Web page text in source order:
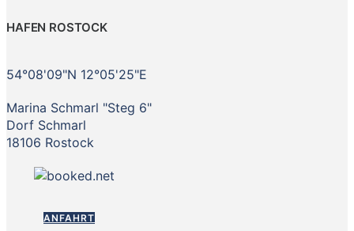
HAFEN ROSTOCK
54°08'09"N 12°05'25"E
Marina Schmarl "Steg 6"
Dorf Schmarl
18106 Rostock
ANFAHRT